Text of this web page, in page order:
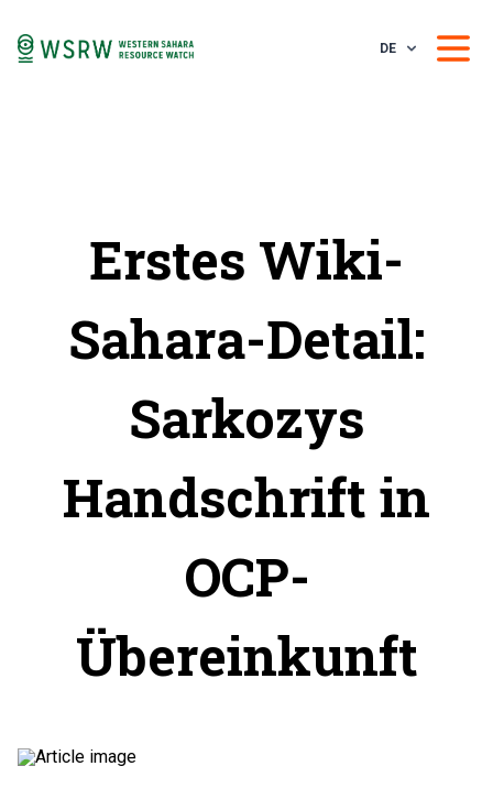
DE
Erstes Wiki-
Sahara-Detail:
Sarkozys
Handschrift in
OCP-
Übereinkunft